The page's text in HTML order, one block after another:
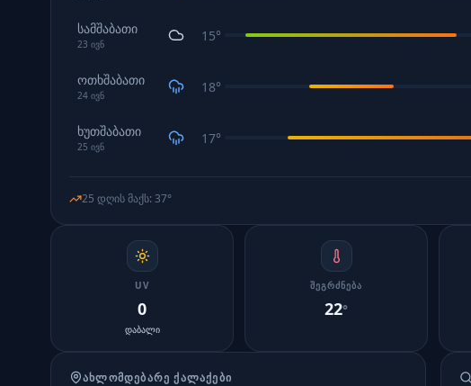
სამშაბათი
23 ივნ 15°
ოთხშაბათი
24 ივნ 18°
ხუთშაბათი
25 ივნ 17°
25 დღის მაქს: 37°
UV
0
დაბალი
ᲨᲔᲒᲠᲫᲜᲔᲑᲐ
22°
ᲐᲮᲚᲝᲛᲓᲔᲑᲐᲠᲔ ᲥᲐᲚᲐᲥᲔᲑᲘ